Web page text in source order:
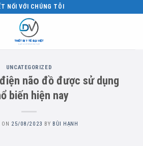
NỐI VỚI CHÚNG TÔI
UNCATEGORIZED
não đồ được sử dụng
biến hiện nay
ON 25/08/2023 BY BÙI HẠNH